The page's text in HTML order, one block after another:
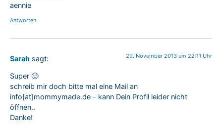
aennie
Antworten
Sarah sagt: 29. November 2013 um 22:11 Uhr
Super 🙂
schreib mir doch bitte mal eine Mail an
info[at]mommymade.de – kann Dein Profil leider nicht
öffnen..
Danke!